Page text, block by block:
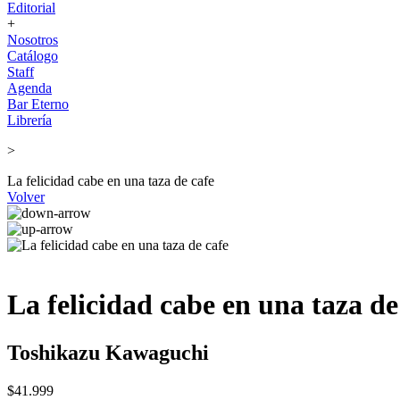
Editorial
+
Nosotros
Catálogo
Staff
Agenda
Bar Eterno
Librería
>
La felicidad cabe en una taza de cafe
Volver
La felicidad cabe en una taza
Toshikazu Kawaguchi
$41.999